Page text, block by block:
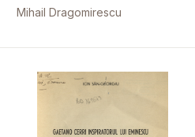
Mihail Dragomirescu